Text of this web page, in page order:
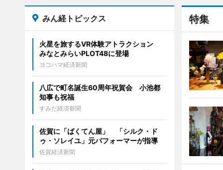
特集
みん経トピックス
火星を旅するVR体験アトラクション
みなとみらいPLOT48に登場
ヨコハマ経済新聞
八広で町名誕生60周年祝賀会 小池都
知事も祝福
すみだ経済新聞
佐賀に「ばくてん屋」 「シルク・ド
ゥ・ソレイユ」元パフォーマーが指導
佐賀経済新聞